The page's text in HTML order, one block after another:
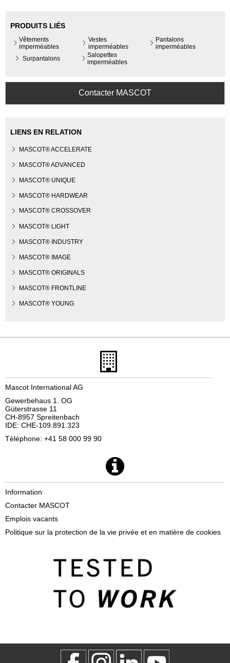
PRODUITS LIÉS
Vêtements
imperméables
Vestes
imperméables
Pantalons
imperméables
Surpantalons
Salopettes
imperméables
Contacter MASCOT
LIENS EN RELATION
MASCOT® ACCELERATE
MASCOT® ADVANCED
MASCOT® UNIQUE
MASCOT® HARDWEAR
MASCOT® CROSSOVER
MASCOT® LIGHT
MASCOT® INDUSTRY
MASCOT® IMAGE
MASCOT® ORIGINALS
MASCOT® FRONTLINE
MASCOT® YOUNG
Mascot International AG
Gewerbehaus 1. OG
Güterstrasse 11
CH-8957 Spreitenbach
IDE: CHE-109.891.323
Téléphone: +41 58 000 99 90
Information
Contacter MASCOT
Emplois vacants
Politique sur la protection de la vie privée et en matière de cookies